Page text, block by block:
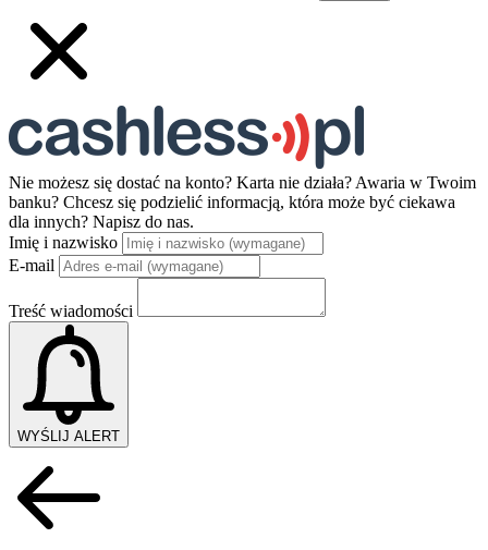
Nie możesz się dostać na konto? Karta nie działa? Awaria w Twoim
banku? Chcesz się podzielić informacją, która może być ciekawa
dla innych? Napisz do nas.
Imię i nazwisko
E-mail
Treść wiadomości
WYŚLIJ ALERT